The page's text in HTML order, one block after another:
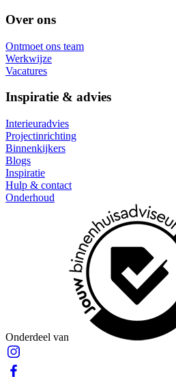
Over ons
Ontmoet ons team
Werkwijze
Vacatures
Inspiratie & advies
Interieuradvies
Projectinrichting
Binnenkijkers
Blogs
Inspiratie
Hulp & contact
Onderhoud
Onderdeel van